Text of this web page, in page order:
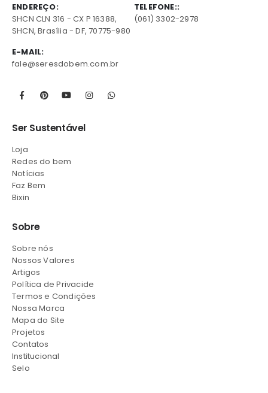
ENDEREÇO:
SHCN CLN 316 - CX P 16388,
SHCN, Brasília - DF, 70775-980
TELEFONE::
(061) 3302-2978
E-MAIL:
fale@seresdobem.com.br
Ser Sustentável
Loja
Redes do bem
Notícias
Faz Bem
Bixin
Sobre
Sobre nós
Nossos Valores
Artigos
Política de Privacide
Termos e Condições
Nossa Marca
Mapa do Site
Projetos
Contatos
Institucional
Selo